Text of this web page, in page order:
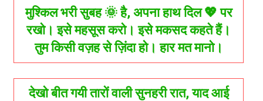
मुश्किल भरी सुबह 🌞 है, अपना हाथ दिल 💖 पर
रखो। इसे महसूस करो। इसे मकसद कहते हैं।
तुम किसी वज़ह से ज़िंदा हो। हार मत मानो।
देखो बीत गयी तारों वाली सुनहरी रात, याद आई